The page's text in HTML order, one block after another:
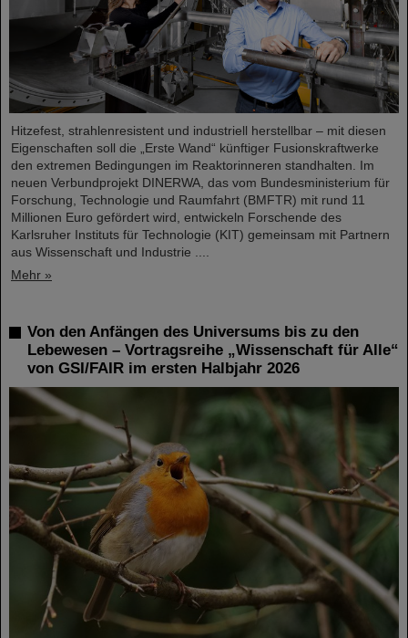
Hitzefest, strahlenresistent und industriell herstellbar – mit diesen
Eigenschaften soll die „Erste Wand“ künftiger Fusionskraftwerke
den extremen Bedingungen im Reaktorinneren standhalten. Im
neuen Verbundprojekt DINERWA, das vom Bundesministerium für
Forschung, Technologie und Raumfahrt (BMFTR) mit rund 11
Millionen Euro gefördert wird, entwickeln Forschende des
Karlsruher Instituts für Technologie (KIT) gemeinsam mit Partnern
aus Wissenschaft und Industrie ....
Mehr »
Von den Anfängen des Universums bis zu den
Lebewesen – Vortragsreihe „Wissenschaft für Alle“
von GSI/FAIR im ersten Halbjahr 2026